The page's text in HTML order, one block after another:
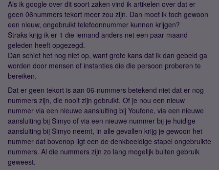
Als ik google over dit soort zaken vind ik artikelen over dat er
geen 06nummers tekort meer zou zijn. Dan moet ik toch gewoon
een nieuw, ongebruikt telefoonnummer kunnen krijgen?
Straks krijg ik er 1 die iemand anders net een paar maand
geleden heeft opgezegd.
Dan schiet het nog niet op, want grote kans dat ik dan gebeld ga
worden door mensen of instanties die die persoon proberen te
bereiken.
Dat er geen tekort is aan 06-nummers betekend niet dat er nog
nummers zijn, die nooit zijn gebruikt. Of je nou een nieuw
nummer via een nieuwe aansluiting bij Youfone, via een nieuwe
aansluiting bij Simyo of via een nieuwe nummer bij je huidige
aansluiting bij Simyo neemt, in alle gevallen krijg je gewoon het
nummer dat bovenop ligt een de denkbeeldige stapel ongebruikte
nummers. Al die nummers zijn zo lang mogelijk buiten gebruik
geweest.